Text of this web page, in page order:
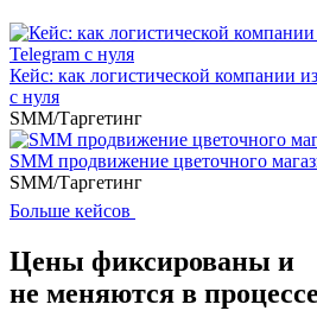
Кейс: как логистической компании
с нуля
SMM/Таргетинг
SMM продвижение цветочного
SMM/Таргетинг
Больше кейсов
Цены фиксированы и
не меняются в